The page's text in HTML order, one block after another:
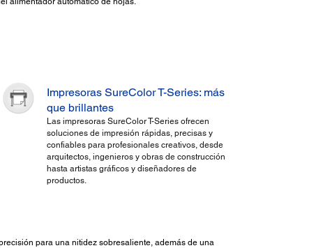
Impresoras SureColor T-Series: más
que brillantes
Las impresoras SureColor T-Series ofrecen
soluciones de impresión rápidas, precisas y
confiables para profesionales creativos, desde
arquitectos, ingenieros y obras de construcción
hasta artistas gráficos y diseñadores de
productos.
para una nitidez sobresaliente, además de una